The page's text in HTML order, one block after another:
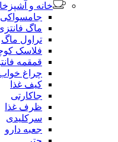
خانه و آشپزخانه
جامسواکی
ماگ فانتزی
تراول ماگ
فلاسک کوچک
قمقمه فانتزی
چراغ خواب